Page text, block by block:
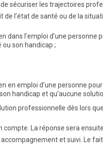
sécuriser les trajectoires
l’état de santé ou de la
dans l’emploi d’une
son handicap ;
en emploi d’une personne
handicap et qu’aucune
professionnelle dès lors
compte. La réponse sera
et suivi. Le